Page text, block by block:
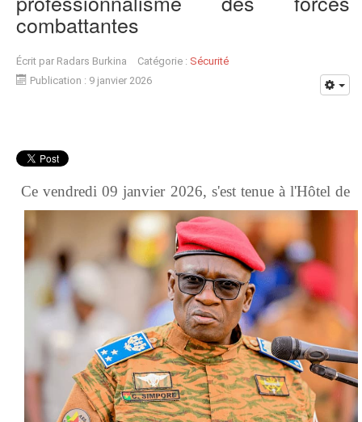
combattantes
Écrit par Radars Burkina Catégorie : Sécurité
Publication : 9 janvier 2026
Ce vendredi 09 janvier 2026, s'est tenue à l'Hôtel de